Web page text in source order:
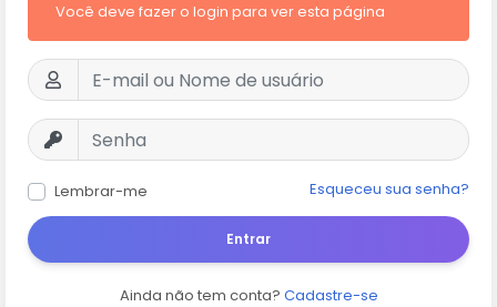
Você deve fazer o login para ver esta página
Lembrar-me Esqueceu sua senha?
Entrar
Ainda não tem conta? Cadastre-se